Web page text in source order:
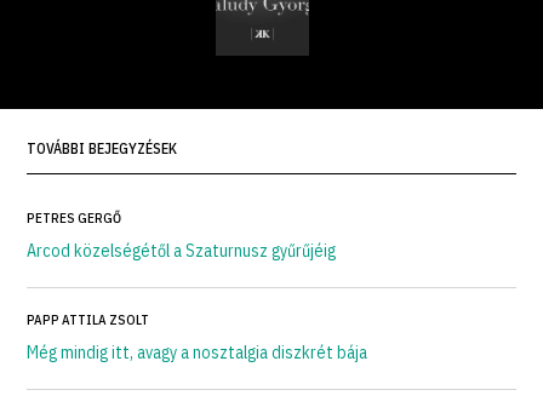
TOVÁBBI BEJEGYZÉSEK
PETRES GERGŐ
Arcod közelségétől a Szaturnusz gyűrűjéig
PAPP ATTILA ZSOLT
Még mindig itt, avagy a nosztalgia diszkrét bája